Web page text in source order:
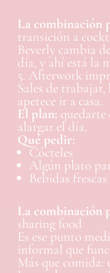
La combinación
transición a
Beverly cambia
día, y ahí está la
5. Afterwork
Sales de
apetece ir a casa.
El plan: quedarte
alargar el día.
Qué pedir:
Cócteles
Algún plato
Bebidas
La combinación
sharing food
Es ese punto
informal que
Más que comida: